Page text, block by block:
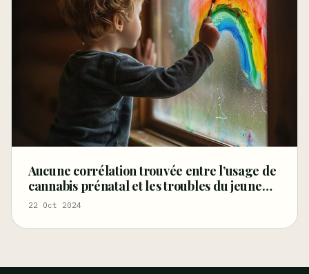
Aucune corrélation trouvée entre l’usage de
cannabis prénatal et les troubles du jeune
enfant
22 Oct 2024